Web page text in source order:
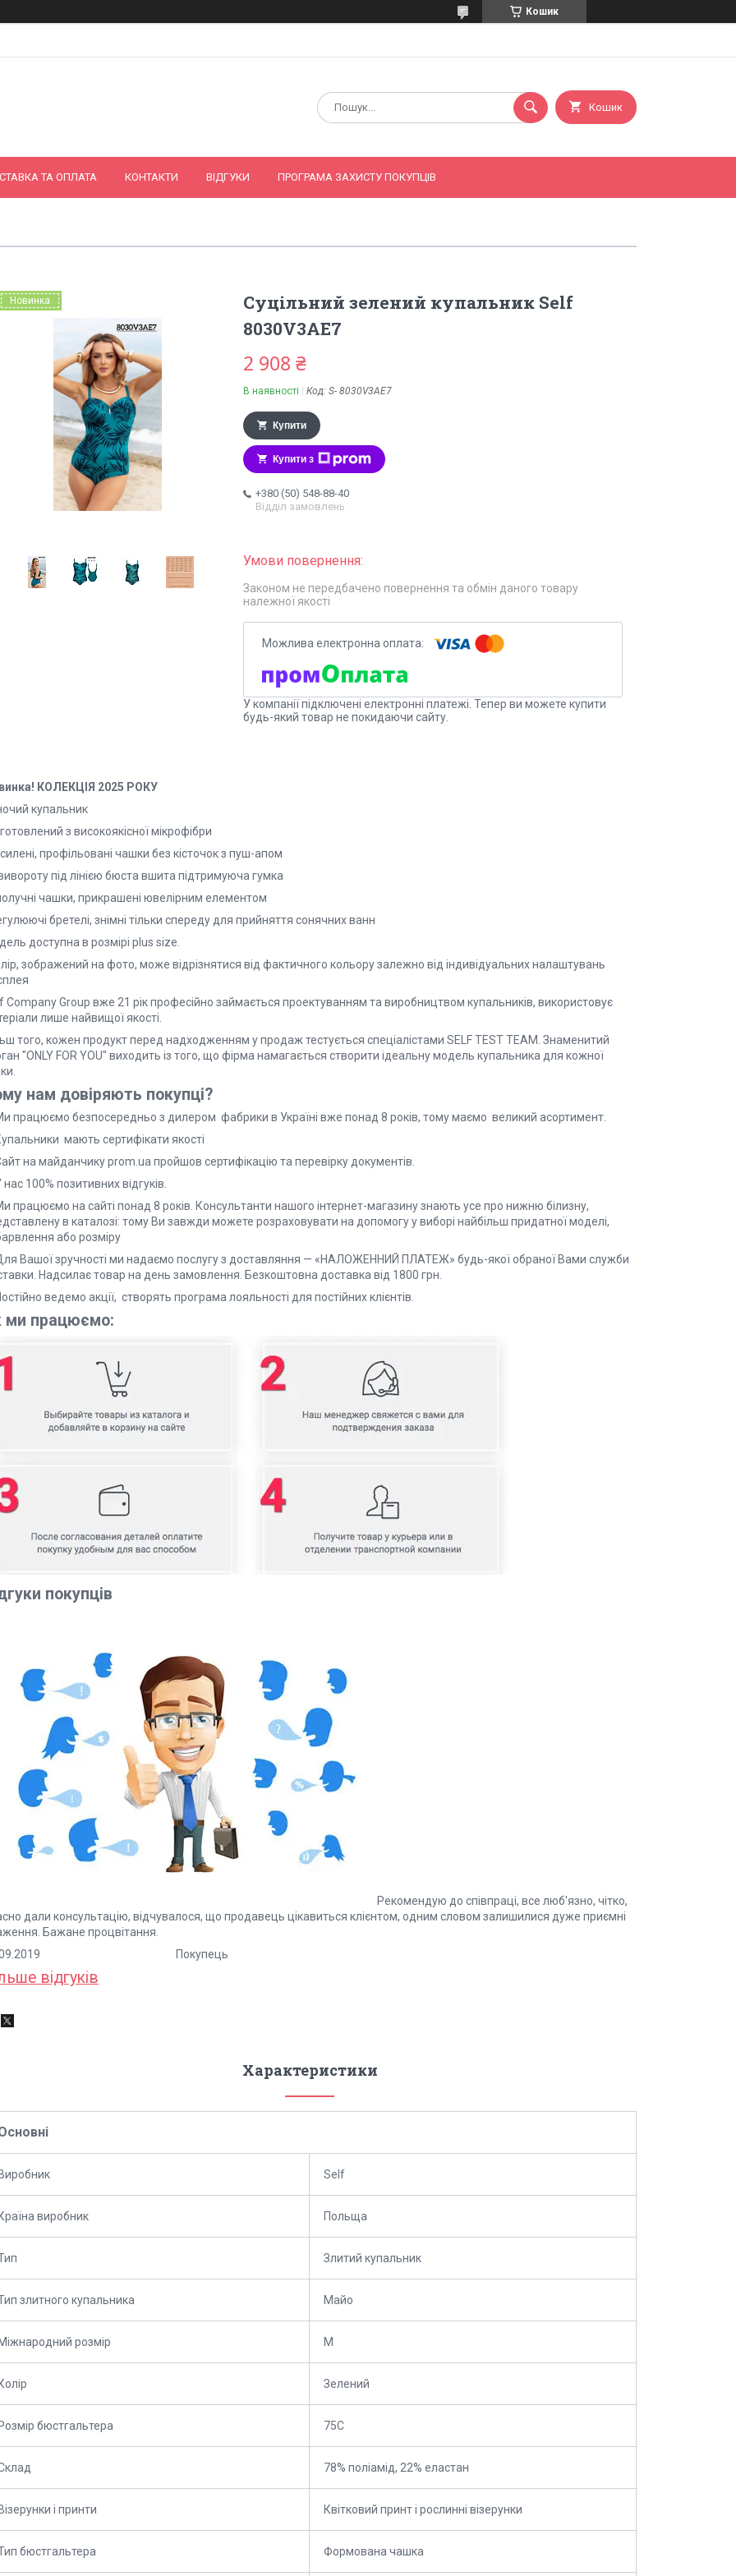
Кошик
Кошик
ТА ОПЛАТА КОНТАКТИ ВІДГУКИ ПРОГРАМА ЗАХИСТУ ПОКУПЦІВ
Новинка
Суцільний зелений купальник Self
8030V3AE7
2 908 ₴
В наявності Код: S- 8030V3AE7
Купити
Купити з
+380 (50) 548-88-40
Відділ замовлень
Законом не передбачено повернення та обмін даного товару
належної якості
У компанії підключені електронні платежі. Тепер ви можете купити
будь-який товар не покидаючи сайту.
КОЛЕКЦІЯ 2025 РОКУ
купальник
з високоякісної мікрофібри
профільовані чашки без кісточок з пуш-апом
під лінією бюста вшита підтримуюча гумка
чашки, прикрашені ювелірним елементом
бретелі, знімні тільки спереду для прийняття сонячних ванн
доступна в розмірі plus size.
зображений на фото, може відрізнятися від фактичного кольору залежно від індивідуальних налаштувань
Company Group вже 21 рік професійно займається проектуванням та виробництвом купальників, використовує
лише найвищої якості.
того, кожен продукт перед надходженням у продаж тестується спеціалістами SELF TEST TEAM. Знаменитий
"ONLY FOR YOU" виходить із того, що фірма намагається створити ідеальну модель купальника для кожної
нам довіряють покупці?
працюємо безпосередньо з дилером фабрики в Україні вже понад 8 років, тому маємо великий асортимент.
мають сертифікати якості
на майданчику prom.ua пройшов сертифікацію та перевірку документів.
нас 100% позитивних відгуків.
працюємо на сайті понад 8 років. Консультанти нашого інтернет-магазину знають усе про нижню білизну,
в каталозі: тому Ви завжди можете розраховувати на допомогу у виборі найбільш придатної моделі,
або розміру
Вашої зручності ми надаємо послугу з доставляння — «НАЛОЖЕННИЙ ПЛАТЕЖ» будь-якої обраної Вами служби
Надсилає товар на день замовлення. Безкоштовна доставка від 1800 грн.
ведемо акції, створять програма лояльності для постійних клієнтів.
ми працюємо:
покупців
Рекомендую до співпраці, все люб'язно, чітко,
дали консультацію, відчувалося, що продавець цікавиться клієнтом, одним словом залишилися дуже приємні
Бажане процвітання.
Покупець
відгуків
Характеристики
Self
виробник Польща
Злитий купальник
злитного купальника Майо
розмір M
Зелений
бюстгальтера 75C
78% поліамід, 22% еластан
і принти Квітковий принт і рослинні візерунки
бюстгальтера Формована чашка